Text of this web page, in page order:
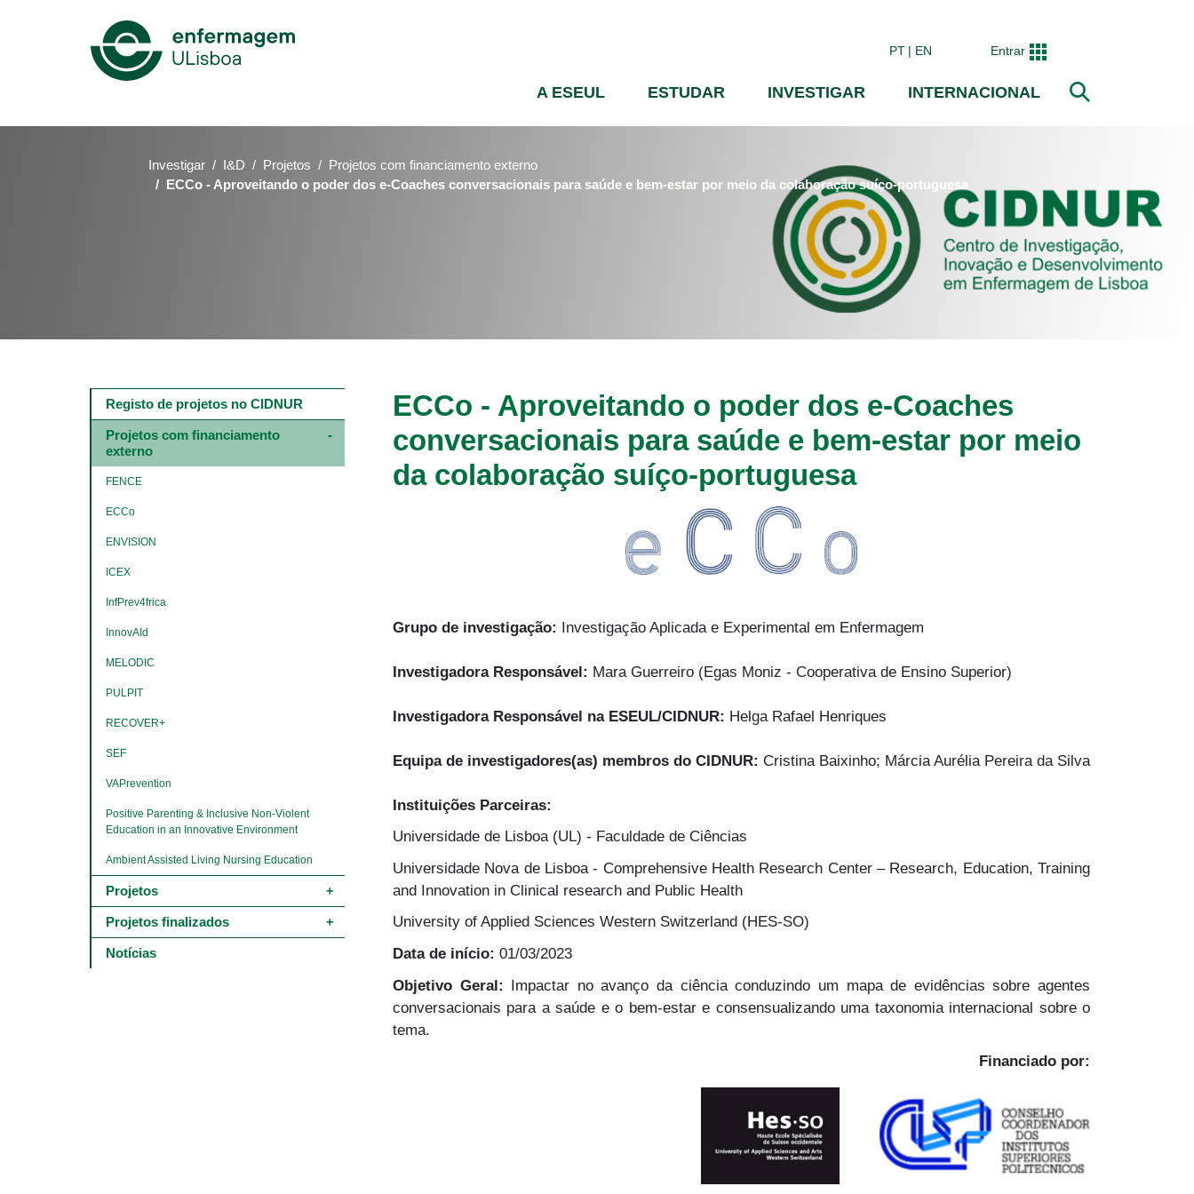
principal
PT EN Entrar
Mega
Menu
A ESEUL ESTUDAR INVESTIGAR INTERNACIONAL
Investigar I&D Projetos
Projetos com financiamento externo
ECCo - Aproveitando o poder dos e-Coaches conversacionais para saúde e bem-estar por meio da colaboração suíço-portuguesa
ECCo - Aproveitando o poder dos e-Coaches
conversacionais para saúde e bem-estar por meio
da colaboração suíço-portuguesa
Grupo de investigação: Investigação Aplicada e Experimental em Enfermagem
Investigadora Responsável: Mara Guerreiro (Egas Moniz - Cooperativa de Ensino Superior)
Investigadora Responsável na ESEUL/CIDNUR: Helga Rafael Henriques
Equipa de investigadores(as) membros do CIDNUR: Cristina Baixinho; Márcia Aurélia Pereira da Silva
Instituições Parceiras:
Universidade de Lisboa (UL) - Faculdade de Ciências
Universidade Nova de Lisboa - Comprehensive Health Research Center – Research, Education, Training
and Innovation in Clinical research and Public Health
University of Applied Sciences Western Switzerland (HES-SO)
Data de início: 01/03/2023
Objetivo Geral: Impactar no avanço da ciência conduzindo um mapa de evidências sobre agentes
conversacionais para a saúde e o bem-estar e consensualizando uma taxonomia internacional sobre o
tema.
Financiado por:
Main
navigation
e
Registo de projetos no CIDNUR
Projetos com financiamento
externo
FENCE
ECCo
ENVISION
ICEX
InfPrev4frica
InnovAId
MELODIC
PULPIT
RECOVER+
SEF
VAPrevention
Positive Parenting & Inclusive Non-Violent
Education in an Innovative Environment
Ambient Assisted Living Nursing Education
Projetos
Projetos finalizados
Notícias